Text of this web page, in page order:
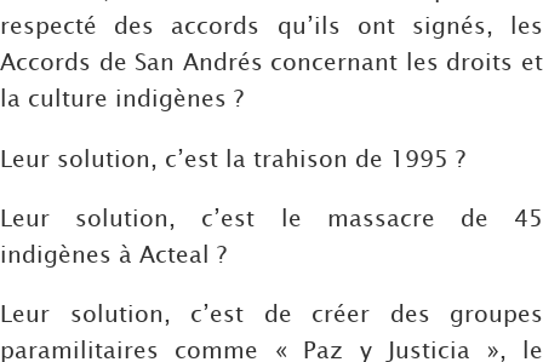
respecté des accords qu’ils ont signés, les
Accords de San Andrés concernant les droits et
la culture indigènes ?
Leur solution, c’est la trahison de 1995 ?
Leur solution, c’est le massacre de 45
indigènes à Acteal ?
Leur solution, c’est de créer des groupes
paramilitaires comme « Paz y Justicia », le